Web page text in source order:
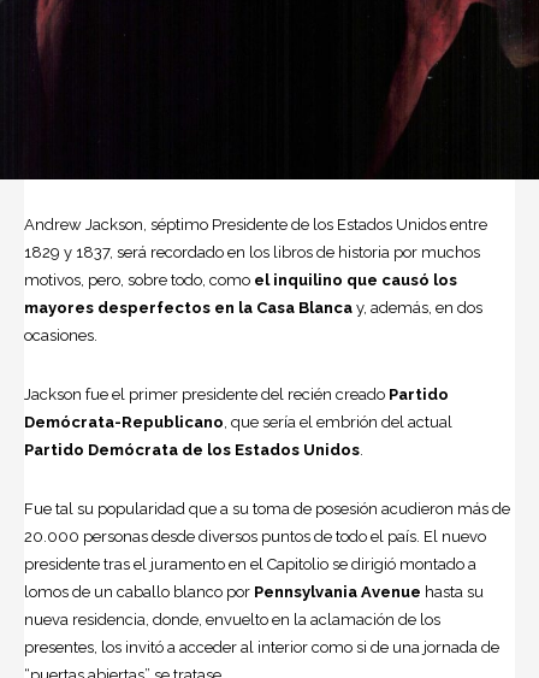
Andrew Jackson , séptimo Presidente de los Estados Unidos entre
1829 y 1837, será recordado en los libros de historia por muchos
motivos, pero, sobre todo, como el inquilino que causó los
mayores desperfectos en la Casa Blanca y, además, en dos
ocasiones.
Jackson fue el primer presidente del recién creado Partido
Demócrata-Republicano , que sería el embrión del actual
Partido Demócrata de los Estados Unidos
Fue tal su popularidad que a su toma de posesión acudieron más de
20.000 personas desde diversos puntos de todo el país. El nuevo
presidente tras el juramento en el Capitolio se dirigió montado a
lomos de un caballo blanco por Pennsylvania Avenue hasta su
nueva residencia, donde, envuelto en la aclamación de los
presentes, los invitó a acceder al interior como si de una jornada de